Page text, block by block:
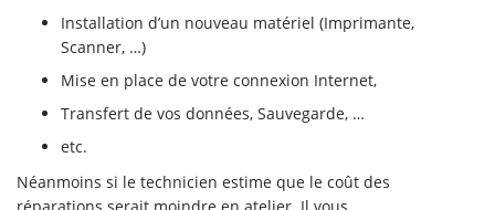
Installation d’un nouveau matériel (Imprimante,
Scanner, …)
Mise en place de votre connexion Internet,
Transfert de vos données, Sauvegarde, …
etc.
Néanmoins si le technicien estime que le coût des